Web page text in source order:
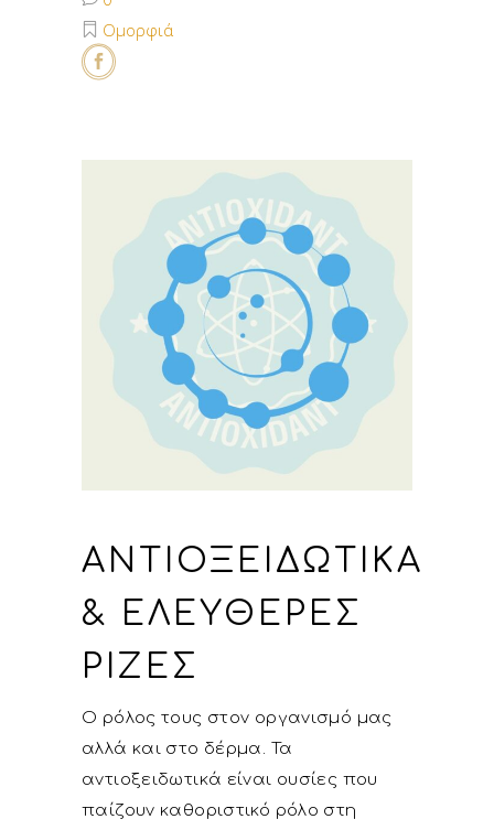
Ομορφιά
ΑΝΤΙΟΞΕΙΔΩΤΙΚΆ
& ΕΛΕΎΘΕΡΕΣ
ΡΊΖΕΣ
Ο ρόλος τους στον οργανισμό μας
αλλά και στο δέρμα. Τα
αντιοξειδωτικά είναι ουσίες που
παίζουν καθοριστικό ρόλο στη